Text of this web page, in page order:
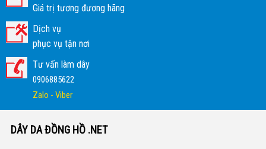
Giá trị tương đương hãng
Dịch vụ
phục vụ tận nơi
Tư vấn làm dây
0906885622
Zalo - Viber
DÂY DA ĐỒNG HỒ .NET